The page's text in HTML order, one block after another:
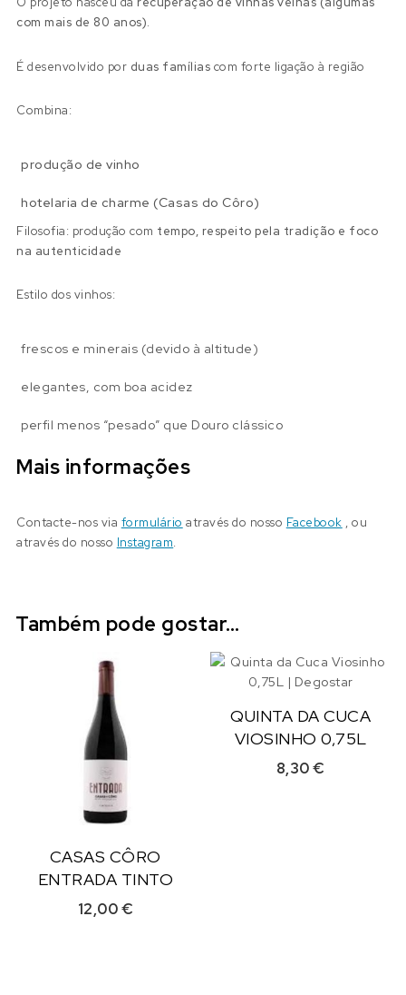
com mais de 80 anos).
É desenvolvido por duas famílias com forte ligação à região
Combina:
produção de vinho
hotelaria de charme (Casas do Côro)
Filosofia: produção com tempo, respeito pela tradição e foco
na autenticidade
Estilo dos vinhos:
frescos e minerais (devido à altitude)
elegantes, com boa acidez
perfil menos “pesado” que Douro clássico
Mais informações
Contacte-nos via formulário através do nosso Facebook , ou
através do nosso Instagram.
Também pode gostar…
CASAS CÔRO
ENTRADA TINTO
12,00€
QUINTA DA CUCA
VIOSINHO 0,75L
8,30€